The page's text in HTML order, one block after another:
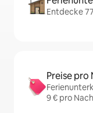
Entdecke
Preise pro
9 € pro